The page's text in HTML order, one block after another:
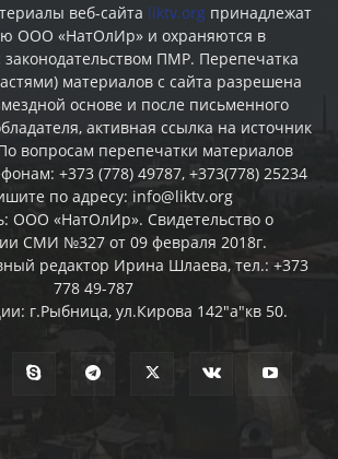
веб-сайта liktv.org принадлежат
ООО «НатОлИр» и охраняются в
законодательством ПМР. Перепечатка
материалов c сайта разрешена
основе и после письменного
активная ссылка на источник
вопросам перепечатки материалов
+373 (778) 49787, +373(778) 25234
по адресу: info@liktv.org
ООО «НатОлИр». Свидетельство о
СМИ №327 от 09 февраля 2018г.
редактор Ирина Шлаева, тел.: +373
778 49-787
г.Рыбница, ул.Кирова 142"а"кв 50.